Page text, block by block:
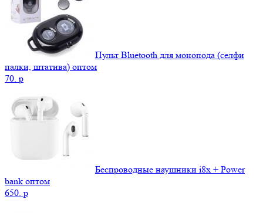
Пульт Bluetooth для монопода (селфи
палки, штатива) оптом
70. p
Беспроводные наушники i8x + Power
bank оптом
650. p